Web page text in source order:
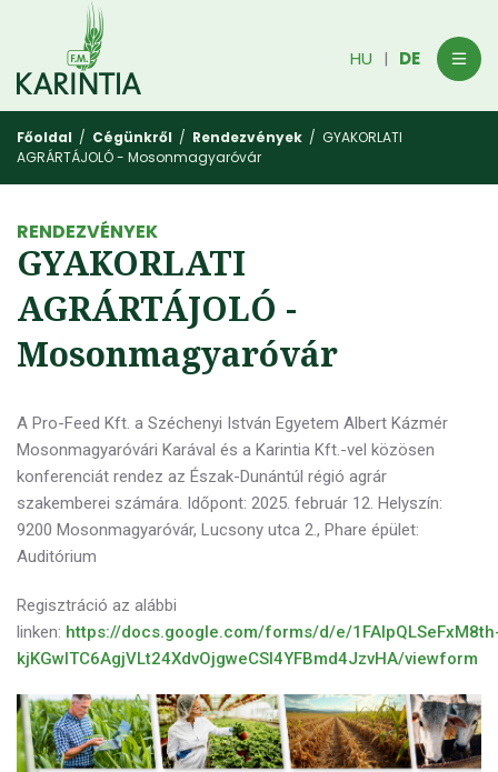
HU | DE
Főoldal / Cégünkről / Rendezvények / GYAKORLATI
AGRÁRTÁJOLÓ - Mosonmagyaróvár
RENDEZVÉNYEK
GYAKORLATI
AGRÁRTÁJOLÓ -
Mosonmagyaróvár
A Pro-Feed Kft. a Széchenyi István Egyetem Albert Kázmér
Mosonmagyaróvári Karával és a Karintia Kft.-vel közösen
konferenciát rendez az Észak-Dunántúl régió agrár
szakemberei számára. Időpont: 2025. február 12. Helyszín:
9200 Mosonmagyaróvár, Lucsony utca 2., Phare épület:
Auditórium
Regisztráció az alábbi
linken: https://docs.google.com/forms/d/e/
kjKGwITC6AgjVLt24XdvOjgweCSI4YFBmd4JzvHA/viewform